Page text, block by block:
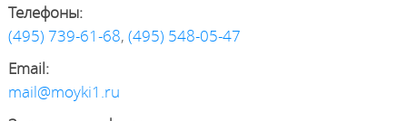
Телефоны:
(495) 739-61-68, (495) 548-05-47
Email:
mail@moyki1.ru